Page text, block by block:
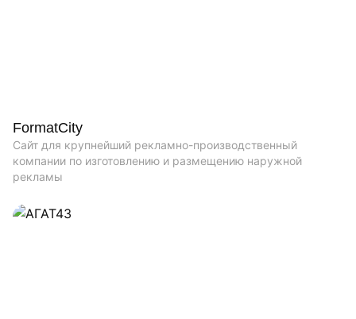
FormatCity
Сайт для крупнейший рекламно-производственный
компании по изготовлению и размещению наружной
рекламы